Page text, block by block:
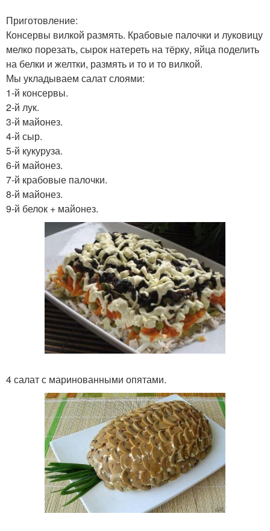
Приготовление:
Консервы вилкой размять. Крабовые палочки и луковицу
мелко порезать, сырок натереть на тёрку, яйца поделить
на белки и желтки, размять и то и то вилкой.
Мы укладываем салат слоями:
1-й консервы.
2-й лук.
3-й майонез.
4-й сыр.
5-й кукуруза.
6-й майонез.
7-й крабовые палочки.
8-й майонез.
9-й белок + майонез.
4 салат с маринованными опятами.